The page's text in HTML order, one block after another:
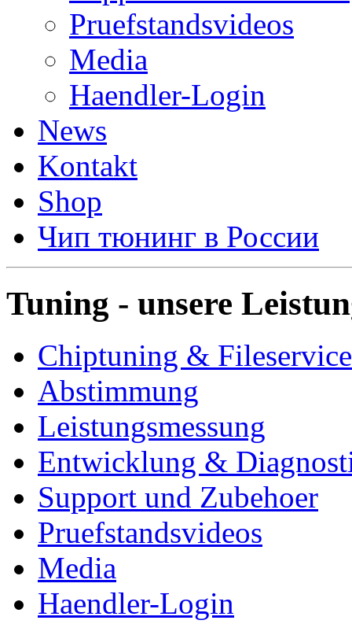
Pruefstandsvideos
Media
Haendler-Login
News
Kontakt
Shop
Чип тюнинг в России
Tuning - unsere
Chiptuning & Fileservice
Abstimmung
Leistungsmessung
Entwicklung &
Support und Zubehoer
Pruefstandsvideos
Media
Haendler-Login